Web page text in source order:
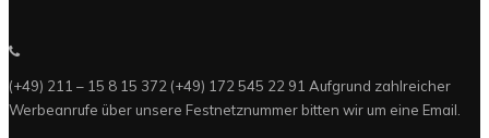
(+49) 211 – 15 8 15 372 (+49) 172 545 22 91 Aufgrund zahlreicher
Werbeanrufe über unsere Festnetznummer bitten wir um eine Email.